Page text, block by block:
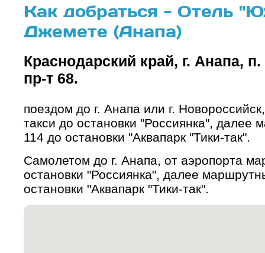
Как добраться - Отель
Джемете (Анапа)
Краснодарский край, г. Анапа,
пр-т 68.
поездом до г. Анапа или г.
такси до остановки "Россиянка",
114 до остановки "Аквапарк "Тики-так".
Самолетом до г. Анапа, от аэропорта
остановки "Россиянка", далее
остановки "Аквапарк "Тики-так".